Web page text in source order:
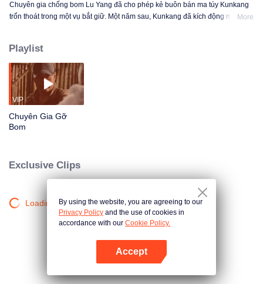
Chuyên gia chống bom Lu Yang đã cho phép kẻ buôn bán ma túy Kunkang
trốn thoát trong một vụ bắt giữ. Một năm sau, Kunkang đã kích động một vụ
đội trưởng Ma Trình và kẻ thù mở ra cuộc thi sinh tử ! Đối mặt với mối đe dọa
bom không ngừng leo thang, họ luôn gánh vác vai trách nhiệm của chiến
binh cảnh sát vũ trang, bảo vệ cuộc sống bằng mạng sống.
More
Playlist
VIP
Chuyên Gia Gỡ
Bom
Exclusive Clips
Loading…By using the website, you are agreeing to our
Privacy Policy and the use of cookies in
accordance with our Cookie Policy.
Accept